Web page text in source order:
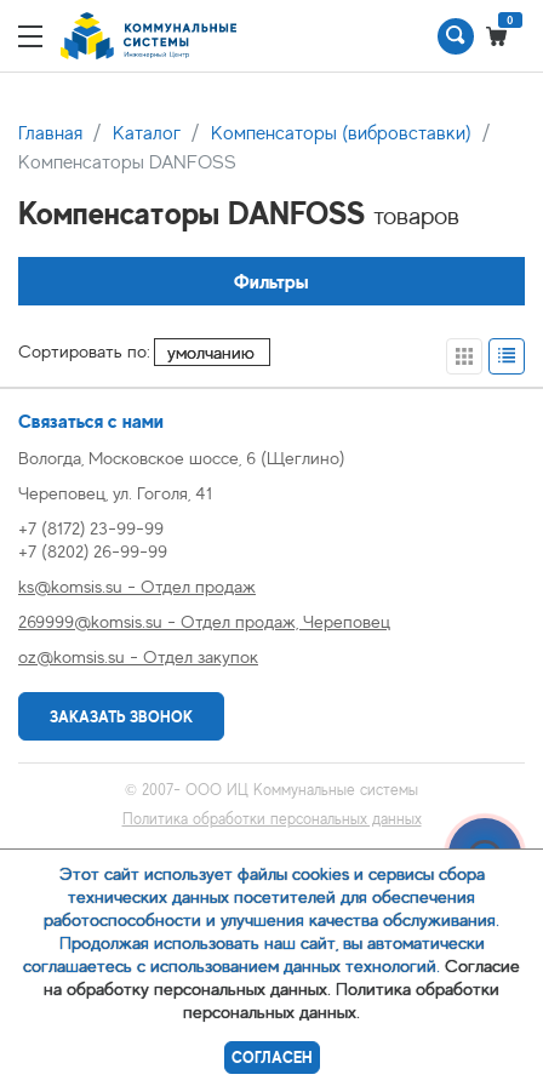
0
Главная Каталог
Компенсаторы (вибровставки)
Компенсаторы DANFOSS
Компенсаторы DANFOSS товаров
Фильтры
Сортировать по:
Связаться с нами
Вологда, Московское шоссе, 6 (Щеглино)
Череповец, ул. Гоголя, 41
+7 (8172) 23-99-99
+7 (8202) 26-99-99
ks@komsis.su - Отдел продаж
269999@komsis.su - Отдел продаж, Череповец
oz@komsis.su - Отдел закупок
ЗАКАЗАТЬ ЗВОНОК
© 2007- ООО ИЦ Коммунальные системы
Политика обработки персональных данных
Этот сайт использует файлы cookies и сервисы сбора
технических данных посетителей для обеспечения
работоспособности и улучшения качества обслуживания.
Продолжая использовать наш сайт, вы автоматически
соглашаетесь с использованием данных технологий. Согласие
на обработку персональных данных. Политика обработки
персональных данных.
СОГЛАСЕН